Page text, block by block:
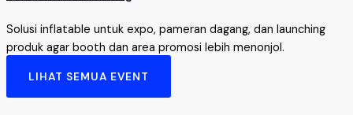
Solusi inflatable untuk expo, pameran dagang, dan launching
produk agar booth dan area promosi lebih menonjol.
LIHAT SEMUA EVENT